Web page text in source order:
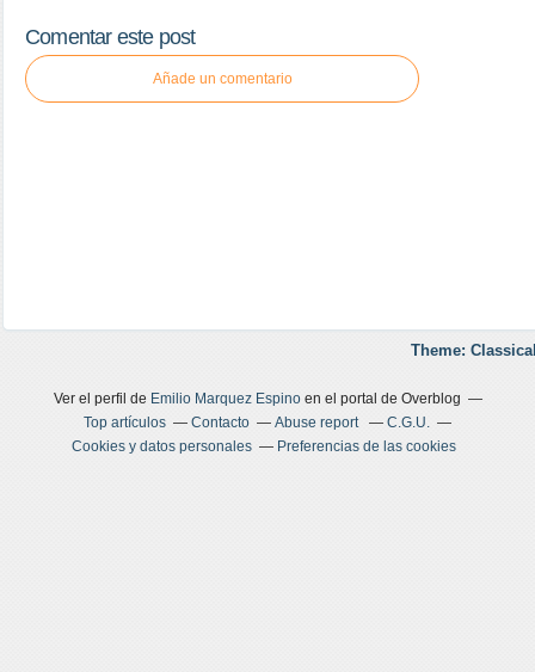
Comentar este post
Añade un comentario
Theme:
Ver el perfil de Emilio Marquez Espinoen el portal de Overblog
Top artículos
Contacto Abuse report
C.G.U.
Cookies y datos personales
Preferencias de las cookies